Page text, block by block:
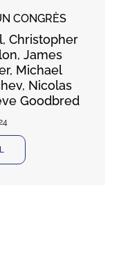
CONGRÈS
Christopher
James
Michael
Nicolas
Goodbred